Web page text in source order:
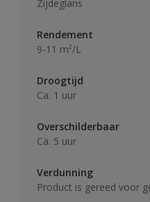
Zijdeglans
Rendement
9-11 m²/L
Droogtijd
Ca. 1 uur
Overschilderbaar
Ca. 5 uur
Verdunning
Product is gereed voor